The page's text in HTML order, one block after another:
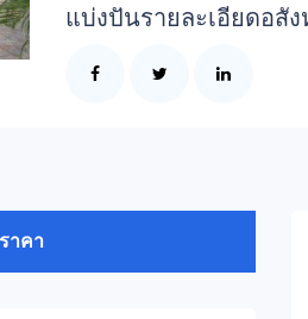
แบ่งปันรายละเอียดอสั
าคา